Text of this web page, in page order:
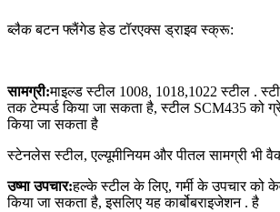
ब्लैक बटन फ्लैंगेड हेड टॉरएक्स ड्राइव स्क्रू:
सामग्री:माइल्ड स्टील 1008, 1018,1022 स्टील .
तक टेम्पर्ड किया जा सकता है, स्टील SCM435 को
किया जा सकता है
स्टेनलेस स्टील, एल्यूमीनियम और पीतल सामग्री भी
उष्मा उपचार:हल्के स्टील के लिए, गर्मी के उपचार को
किया जा सकता है, इसलिए यह कार्बोबराइजेशन . है